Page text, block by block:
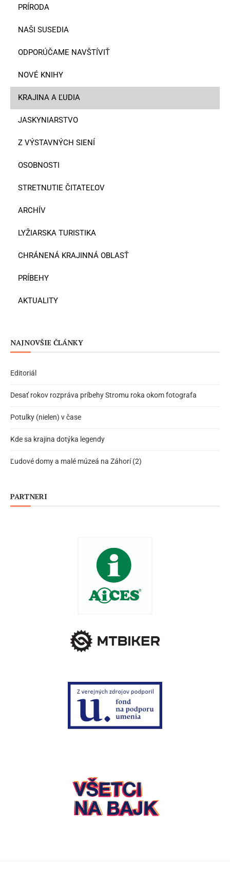
PRÍRODA
NAŠI SUSEDIA
ODPORÚČAME NAVŠTÍVIŤ
NOVÉ KNIHY
KRAJINA A ĽUDIA
JASKYNIARSTVO
Z VÝSTAVNÝCH SIENÍ
OSOBNOSTI
STRETNUTIE ČITATEĽOV
ARCHÍV
LYŽIARSKA TURISTIKA
CHRÁNENÁ KRAJINNÁ OBLASŤ
PRÍBEHY
AKTUALITY
NAJNOVŠIE ČLÁNKY
Editoriál
Desať rokov rozpráva príbehy Stromu roka okom fotografa
Potulky (nielen) v čase
Kde sa krajina dotýka legendy
Ľudové domy a malé múzeá na Záhorí (2)
PARTNERI